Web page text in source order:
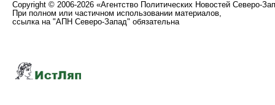
Copyright © 2006-2026 «Агентство Политических Новостей Северо-
При полном или частичном использовании материалов,
ссылка на "АПН Северо-Запад" обязательна